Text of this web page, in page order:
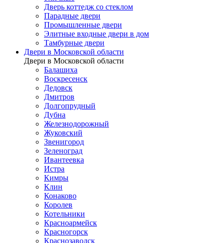
Дверь коттедж со стеклом
Парадные двери
Промышленные двери
Элитные входные двери в дом
Тамбурные двери
Двери в Московской области
Двери в Московской области
Балашиха
Воскресенск
Дедовск
Дмитров
Долгопрудный
Дубна
Железнодорожный
Жуковский
Звенигород
Зеленоград
Ивантеевка
Истра
Кимры
Клин
Конаково
Королев
Котельники
Красноармейск
Красногорск
Краснозаводск